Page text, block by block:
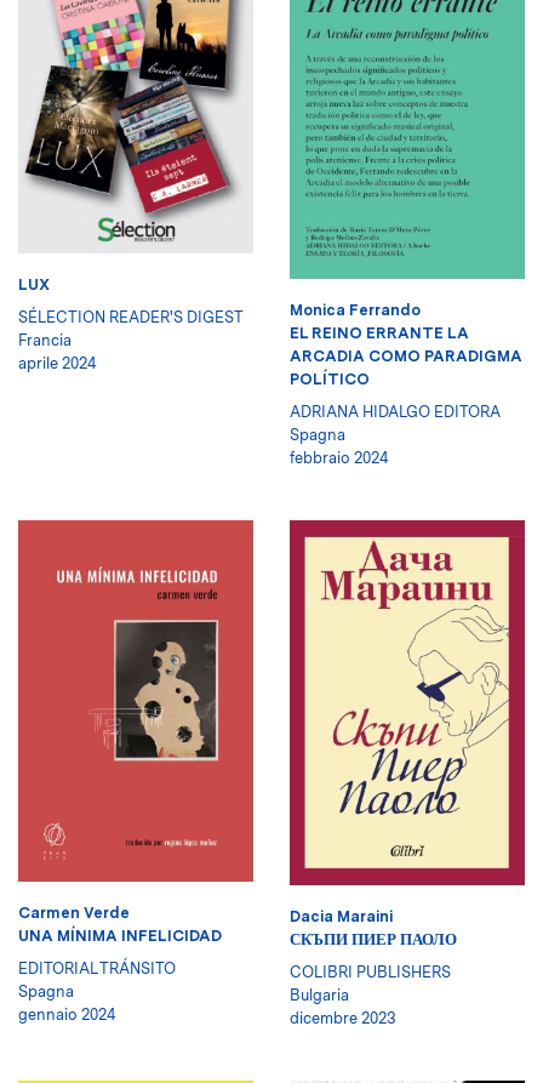
LUX
SÉLECTION READER'S DIGEST
Francia
aprile 2024
Monica Ferrando
EL REINO ERRANTE LA
ARCADIA COMO PARADIGMA
POLÍTICO
ADRIANA HIDALGO EDITORA
Spagna
febbraio 2024
Carmen Verde
UNA MÍNIMA INFELICIDAD
EDITORIAL TRÁNSITO
Spagna
gennaio 2024
Dacia Maraini
СКЪПИ ПИЕР ПАОЛО
COLIBRI PUBLISHERS
Bulgaria
dicembre 2023